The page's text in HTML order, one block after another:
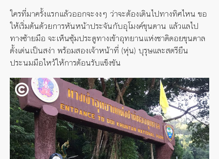
ใครที่มาครั้งแรกแล้วออกจะงงๆ ว่าจะต้องเดินไปทางทิศไหน ขอ
ให้เริ่มต้นด้วยการหันหน้าประจันกับอุโมงค์ขุนตาน แล้วแลไป
ทางซ้ายมือ จะเห็นซุ้มประตูทางเข้าอุทยานแห่งชาติดอยขุนตาล
ตั้งเด่นเป็นสง่า พร้อมสองเจ้าหน้าที่ (หุ่น) บุรุษและสตรียืน
ประนมมือไหว้ให้การต้อนรับแข็งขัน